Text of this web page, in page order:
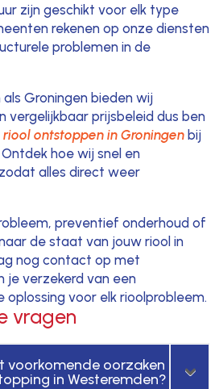
zijn geschikt voor elk type
rekenen op onze diensten
problemen in de
Groningen bieden wij
vergelijkbaar prijsbeleid dus ben
riool ontstoppen in Groningenbij
hoe wij snel en
alles direct weer
preventief onderhoud of
de staat van jouw riool in
nog contact op met
je verzekerd van een
oplossing voor elk rioolprobleem.
vragen
voorkomende oorzaken
in Westeremden?